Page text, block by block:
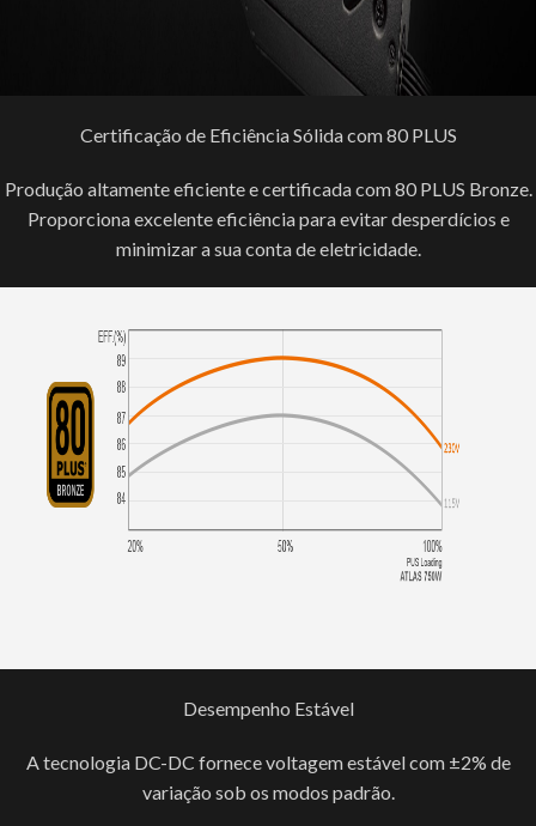
Certificação de Eficiência Sólida com 80 PLUS
Produção altamente eficiente e certificada com 80 PLUS Bronze.
Proporciona excelente eficiência para evitar desperdícios e
minimizar a sua conta de eletricidade.
Desempenho Estável
A tecnologia DC-DC fornece voltagem estável com ±2% de
variação sob os modos padrão.